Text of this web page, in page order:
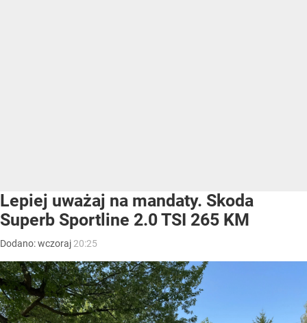
Lepiej uważaj na mandaty. Skoda
Superb Sportline 2.0 TSI 265 KM
Dodano:wczoraj 20:25